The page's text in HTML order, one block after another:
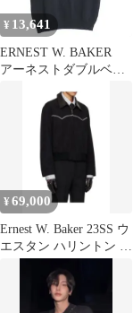
¥ 13,641
ERNEST W. BAKER
アーネストダブルベイ
アップ ニット ポロ M
¥69,000
Ernest W. Baker 23SS ウ
エスタン ハリントン ジ